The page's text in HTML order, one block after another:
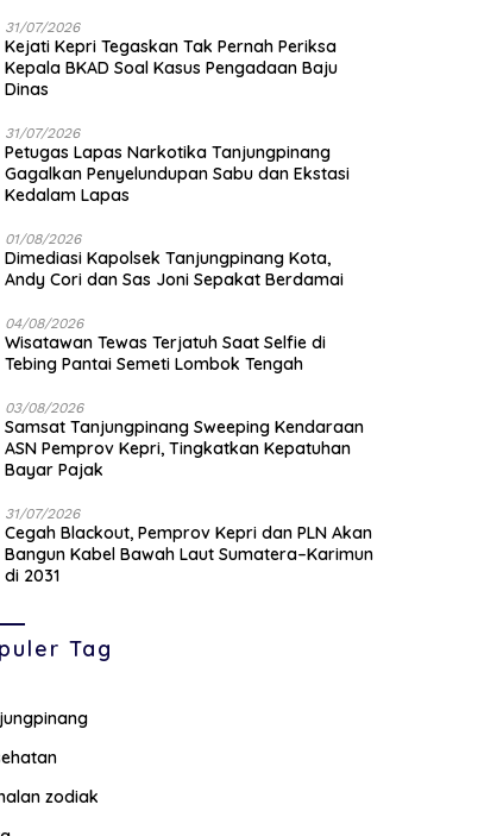
31/07/2026
Kejati Kepri Tegaskan Tak Pernah Periksa
Kepala BKAD Soal Kasus Pengadaan Baju
Dinas
31/07/2026
Petugas Lapas Narkotika Tanjungpinang
Gagalkan Penyelundupan Sabu dan Ekstasi
Kedalam Lapas
01/08/2026
Dimediasi Kapolsek Tanjungpinang Kota,
Andy Cori dan Sas Joni Sepakat Berdamai
04/08/2026
Wisatawan Tewas Terjatuh Saat Selfie di
Tebing Pantai Semeti Lombok Tengah
03/08/2026
Samsat Tanjungpinang Sweeping Kendaraan
ASN Pemprov Kepri, Tingkatkan Kepatuhan
Bayar Pajak
31/07/2026
Cegah Blackout, Pemprov Kepri dan PLN Akan
Bangun Kabel Bawah Laut Sumatera–Karimun
di 2031
Tag
zodiak